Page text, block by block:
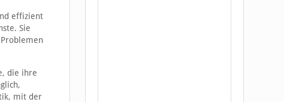
effizient
Sie
die ihre
mit der